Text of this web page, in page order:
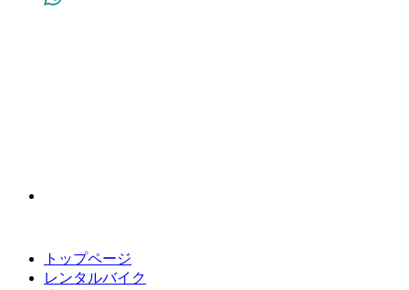
トップページ
レンタルバイク